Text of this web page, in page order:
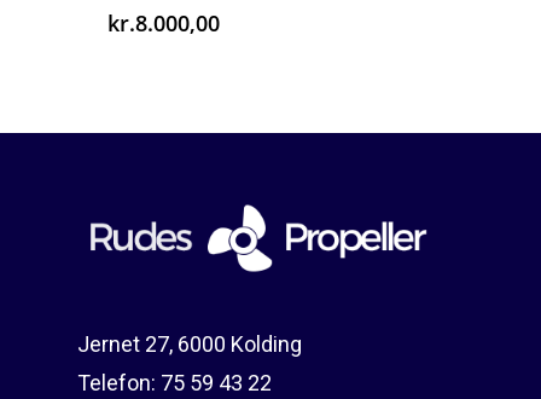
kr.8.000,00
Jernet 27, 6000 Kolding
Telefon: 75 59 43 22
Reparation